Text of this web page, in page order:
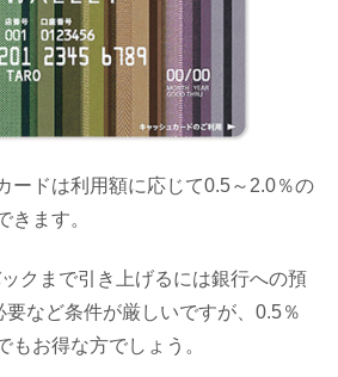
ードは利用額に応じて0.5～2.0％の
きます。
クまで引き上げるには銀行への預
など条件が厳しいですが、0.5％
もお得な方でしょう。